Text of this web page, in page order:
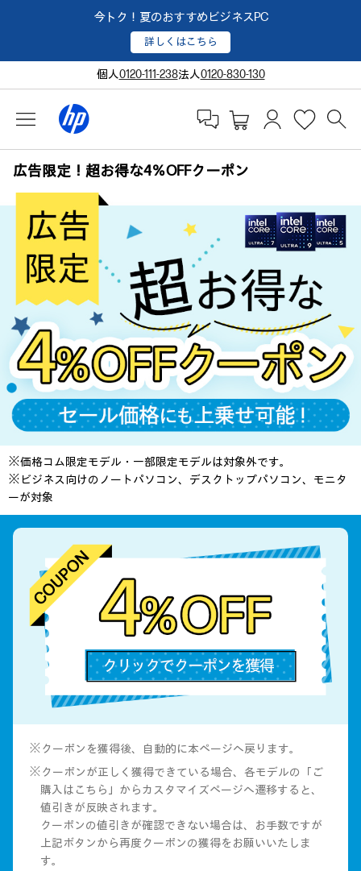
今トク！夏のおすすめビジネスPC
詳しくはこちら
個人0120-111-238法人0120-830-130
広告限定！超お得な4％OFFクーポン
※価格コム限定モデル・一部限定モデルは対象外です。
※ビジネス向けのノートパソコン、デスクトップパソコン、モニタ
ーが対象
※クーポンを獲得後、自動的に本ページへ戻ります。
※クーポンが正しく獲得できている場合、各モデルの「ご
購入はこちら」からカスタマイズページへ遷移すると、
値引きが反映されます。
クーポンの値引きが確認できない場合は、お手数ですが
上記ボタンから再度クーポンの獲得をお願いいたしま
す。